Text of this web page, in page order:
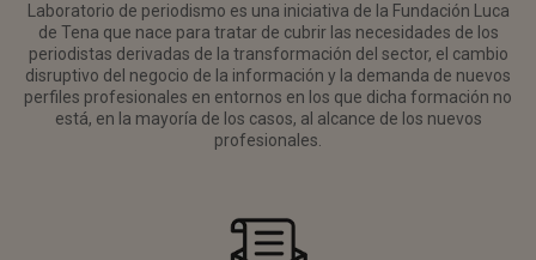
Laboratorio de periodismo es una iniciativa de la Fundación Luca
de Tena que nace para tratar de cubrir las necesidades de los
periodistas derivadas de la transformación del sector, el cambio
disruptivo del negocio de la información y la demanda de nuevos
perfiles profesionales en entornos en los que dicha formación no
está, en la mayoría de los casos, al alcance de los nuevos
profesionales.